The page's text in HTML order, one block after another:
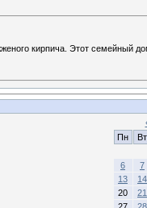
кирпича. Этот семейный
Пн
Вт
6
7
13
14
20
21